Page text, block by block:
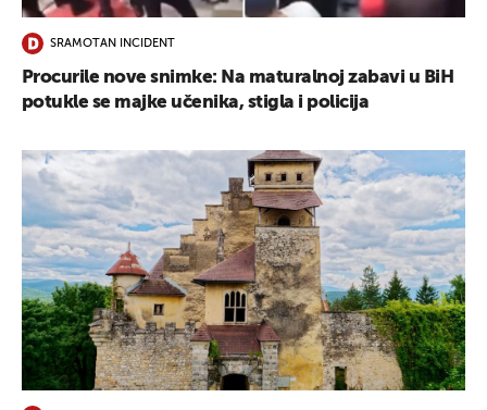
SRAMOTAN INCIDENT
Procurile nove snimke: Na maturalnoj zabavi u BiH
potukle se majke učenika, stigla i policija